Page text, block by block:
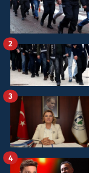
2
3
4